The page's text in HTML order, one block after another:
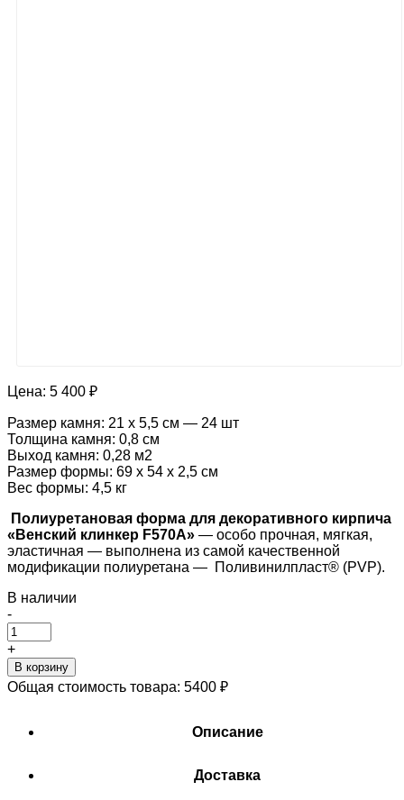
Цена: 5 400 ₽
Размер камня: 21 х 5,5 см — 24 шт
Толщина камня: 0,8 см
Выход камня: 0,28 м2
Размер формы: 69 х 54 х 2,5 см
Вес формы: 4,5 кг
Полиуретановая форма для декоративного кирпича
«Венский клинкер F570A» — особо прочная, мягкая,
эластичная — выполнена из самой качественной
модификации полиуретана — Поливинилпласт® (PVP).
В наличии
-
+
В корзину
Общая стоимость товара: 5400 ₽
Описание
Доставка